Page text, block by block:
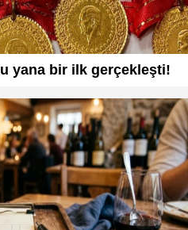
yana bir ilk gerçekleşti!